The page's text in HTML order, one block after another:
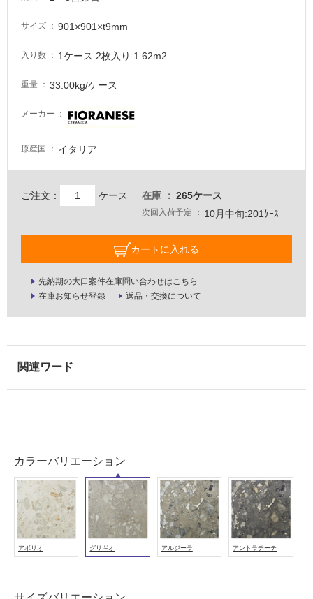
サイズ 901×901×t9mm
入り数 1ケース 2枚入り 1.62m2
重量 33.00kg/ケース
メーカー
原産国 イタリア
ご注文： ケース 在庫 265ケース
次回入荷予定 10月中旬:201ｹｰｽ
カートに入れる
先納期の大口案件在庫問い合わせはこちら
在庫お知らせ登録
返品・交換について
カラーバリエーション
アボリオ グリギオ アルジーラ アントラチーテ
し
い
い
屋
内
壁・
浴
使
能
使
冷
地
以
外)
使